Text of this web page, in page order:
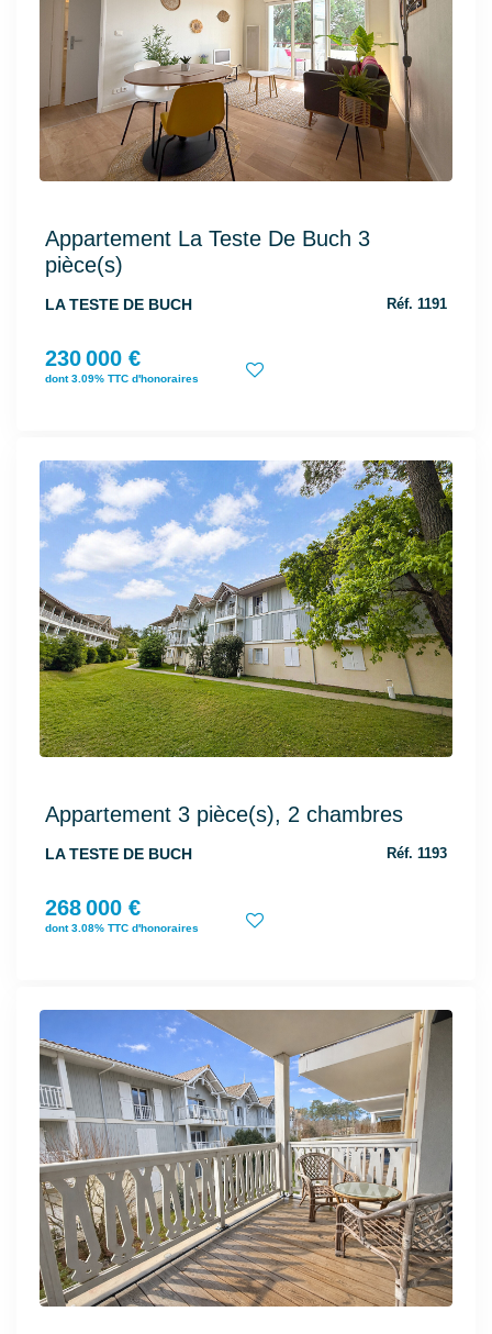
Appartement La Teste De Buch 3
pièce(s)
LA TESTE DE BUCH Réf. 1191
230 000 €
dont 3.09% TTC d'honoraires
Appartement 3 pièce(s), 2 chambres
LA TESTE DE BUCH Réf. 1193
268 000 €
dont 3.08% TTC d'honoraires